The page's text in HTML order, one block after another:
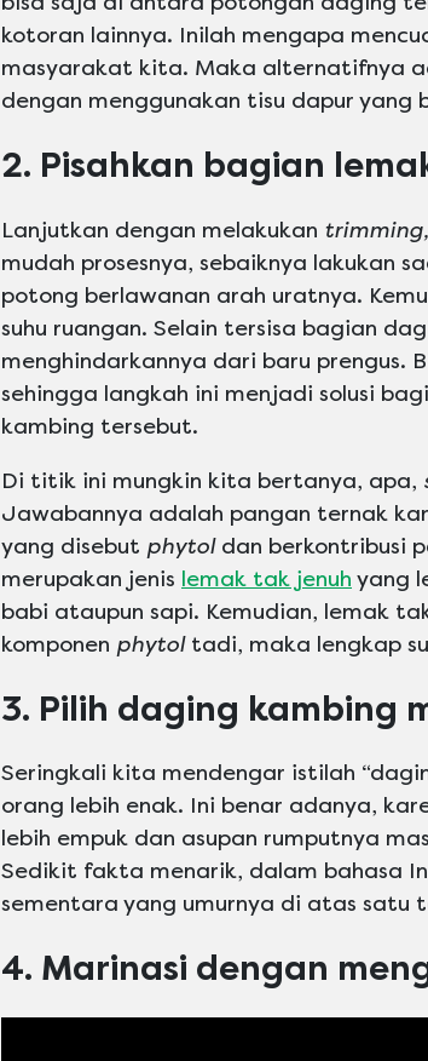
kotoran lainnya. Inilah mengapa
masyarakat kita. Maka alternatifnya
dengan menggunakan tisu dapur yang
2. Pisahkan bagian
Lanjutkan dengan melakukan trimming,
mudah prosesnya, sebaiknya lakukan
potong berlawanan arah uratnya.
suhu ruangan. Selain tersisa bagian
menghindarkannya dari baru prengus.
sehingga langkah ini menjadi solusi
kambing tersebut.
Di titik ini mungkin kita bertanya, apa,
Jawabannya adalah pangan ternak
yang disebut phytol dan berkontribusi
merupakan jenis lemak tak jenuh yang
babi ataupun sapi. Kemudian, lemak
komponen phytol tadi, maka lengkap
3. Pilih daging kambing
Seringkali kita mendengar istilah
orang lebih enak. Ini benar adanya,
lebih empuk dan asupan rumputnya
Sedikit fakta menarik, dalam bahasa
sementara yang umurnya di atas satu
4. Marinasi dengan